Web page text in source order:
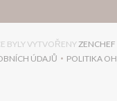
BYLY VYTVOŘENYZENCHEF
ÚDAJŮ
SE V NOVÉM OKNĚ))
POLITIKA